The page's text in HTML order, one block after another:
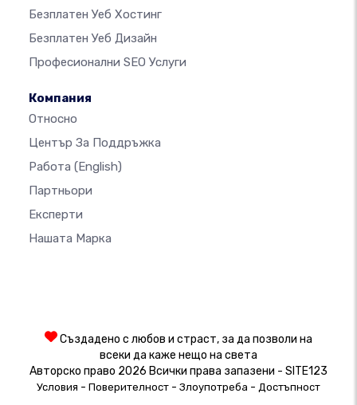
Безплатен Уеб Хостинг
Безплатен Уеб Дизайн
Професионални SEO Услуги
Компания
Относно
Център За Поддръжка
Работа (English)
Партньори
Експерти
Нашата Марка
Създадено с любов и страст, за да позволи на
всеки да каже нещо на света
Авторско право 2026 Всички права запазени - SITE123
Условия - Поверителност - Злоупотреба - Достъпност